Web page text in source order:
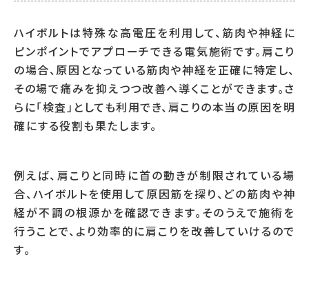
ハイボルトは特殊な高電圧を利用して、筋肉や神経に
ピンポイントでアプローチできる電気施術です。肩こり
の場合、原因となっている筋肉や神経を正確に特定し、
その場で痛みを抑えつつ改善へ導くことができます。さ
らに「検査」としても利用でき、肩こりの本当の原因を明
確にする役割も果たします。
例えば、肩こりと同時に首の動きが制限されている場
合、ハイボルトを使用して原因筋を探り、どの筋肉や神
経が不調の根源かを確認できます。そのうえで施術を
行うことで、より効率的に肩こりを改善していけるので
す。